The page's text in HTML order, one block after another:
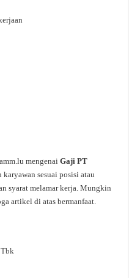
mengenaiGaji PT
karyawan sesuai posisi atau
syarat melamar kerja. Mungkin
artikel di atas bermanfaat.